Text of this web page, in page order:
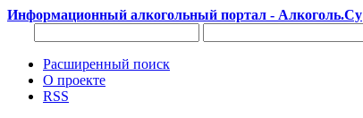
Информационный алкогольный портал - Алкоголь.Су
Расширенный поиск
О проекте
RSS